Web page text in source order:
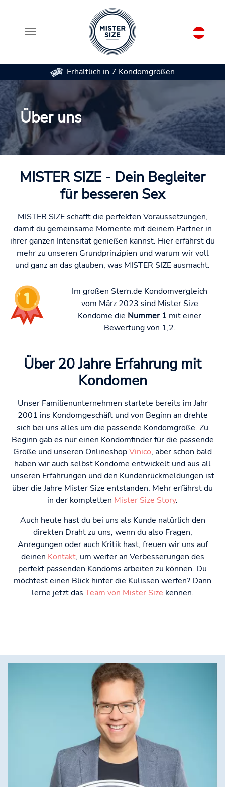
Zum Hauptinhalt springen
Erhältlich in 7 Kondomgrößen
Über uns
MISTER SIZE - Dein Begleiter
für besseren Sex
MISTER SIZE schafft die perfekten Voraussetzungen,
damit du gemeinsame Momente mit deinem Partner in
ihrer ganzen Intensität genießen kannst. Hier erfährst du
mehr zu unseren Grundprinzipien und warum wir voll
und ganz an das glauben, was MISTER SIZE ausmacht.
Im großen Stern.de Kondomvergleich
vom März 2023 sind Mister Size
Kondome die Nummer 1 mit einer
Bewertung von 1,2.
Über 20 Jahre Erfahrung mit
Kondomen
Unser Familienunternehmen startete bereits im Jahr
2001 ins Kondomgeschäft und von Beginn an drehte
sich bei uns alles um die passende Kondomgröße. Zu
Beginn gab es nur einen Kondomfinder für die passende
Größe und unseren OnlineshopVinico, aber schon bald
haben wir auch selbst Kondome entwickelt und aus all
unseren Erfahrungen und den Kundenrückmeldungen ist
über die Jahre Mister Size entstanden. Mehr erfährst du
in der kompletten Mister Size Story.
Auch heute hast du bei uns als Kunde natürlich den
direkten Draht zu uns, wenn du also Fragen,
Anregungen oder auch Kritik hast, freuen wir uns auf
deinen Kontakt, um weiter an Verbesserungen des
perfekt passenden Kondoms arbeiten zu können. Du
möchtest einen Blick hinter die Kulissen werfen? Dann
lerne jetzt das Team von Mister Size kennen.